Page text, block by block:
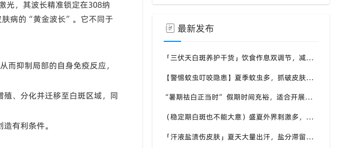
光，其波长精准锁定在308纳
肤病的“黄金波长”。它不同于
而抑制局部的自身免疫反应，
、分化并迁移至白斑区域，同
有利条件。
最新发布
「三伏天白斑养护干货」饮食作息双调节，减少白斑加重诱因，福建泉州中科白癜风医院为福建白斑群体科普实用知识
【警惕蚊虫叮咬隐患】夏季蚊虫多，抓破皮肤易触发同形反应，福建泉州中科白癜风医院提醒白癜风患者做好防蚊护理
“暑期祛白正当时” 假期时间充裕，适合开展白斑系统干预，福建泉州中科白癜风医院分型分期定制白斑康复方案
（稳定期白斑也不能大意）盛夏外界刺激多，忽视防护也会复发，福建泉州中科白癜风医院分享白癜风夏季维持护理知识
「汗液盐渍伤皮肤」夏天大量出汗，盐分滞留刺激白斑患处，福建泉州中科白癜风医院讲解白癜风患者夏日皮肤清洁要点